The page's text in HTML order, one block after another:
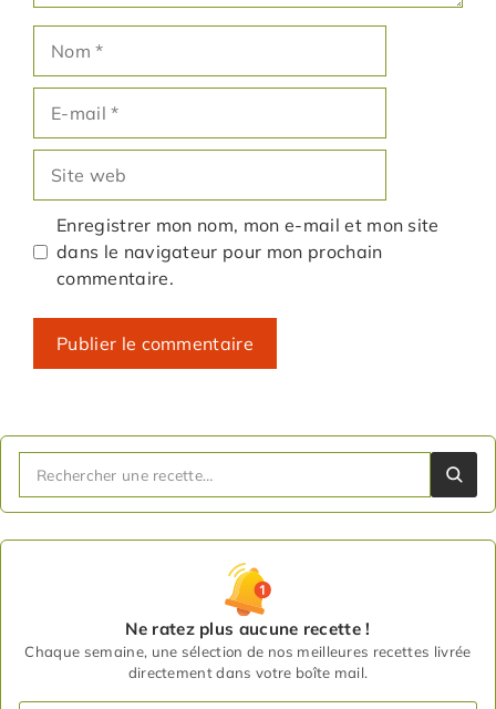
mail
web
Enregistrer mon nom, mon e-mail et mon site
dans le navigateur pour mon prochain
commentaire.
Ne ratez plus aucune recette !
Chaque semaine, une sélection de nos meilleures recettes livrée
directement dans votre boîte mail.